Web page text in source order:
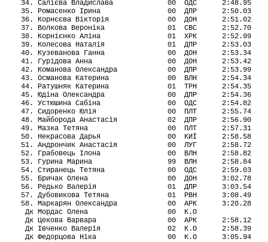
   34. Салієва Владислава             00  ОДС      2:48.95
   35. Ромасенко Ірина                00  ДПР      2:50.03
   36. Корнєєва Вікторія              00  ДОН      2:51.02
   37. Волкова Вероніка               01  СВС      2:52.70
   38. Корнієнко Аліна                01  ХРК      2:52.99
   39. Колесова Наталія               01  ДПР      2:53.03
   40. Кузеванова Ганна               00  ДОН      2:53.34
   41. Гурідова Анна                  00  ДОН      2:53.42
   42. Команова Олександра            00  ДПР      2:53.99
   43. Османова Катерина              00  ВЛН      2:54.34
   44. Ратушняк Катерина              01  ТРН      2:54.35
   45. Юдіна Олександра               00  ДПР      2:54.36
   46. Устюшина Сабіна                00  ОДС      2:54.82
   47. Сидоренко Юлія                 00  ПЛТ      2:55.74
   48. Майборода Анастасія            02  ДПР      2:56.90
   49. Мазка Тетяна                   00  ПЛТ      2:57.31
   50. Некрасова Дарья                00  КИЇ      2:58.58
   51. Андрончик Анастасія            00  ЛУГ      2:58.72
   52. Грабовець Ілона                00  ВЛН      2:58.82
   53. Гурина Марина                  99  ВЛН      2:58.84
   54. Стиранець Тетяна               00  ОДС      2:59.03
   55. Бричак Олена                   00  ДОН      3:02.78
   56. Редько Валерія                 01  ДПР      3:03.54
   57. Дубовикова Тетяна              01  РВН      3:08.49
   58. Маркарян Олександра            00  АРК      3:20.28
    Дк Мордас Олена                   00  К.О
    Дк Цекова Варвара                 00  АРК      2:58.12
    Дк Івченко Валерія                02  К.О      2:58.39
    Дк Федорцова Ніка                 00  К.О      3:05.94